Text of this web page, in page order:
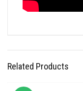
Related Products